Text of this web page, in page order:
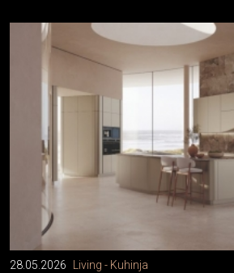
28.05.2026 Living - Kuhinja